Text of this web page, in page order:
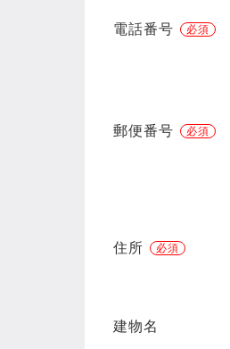
電話番号
郵便番号
住所
建物名